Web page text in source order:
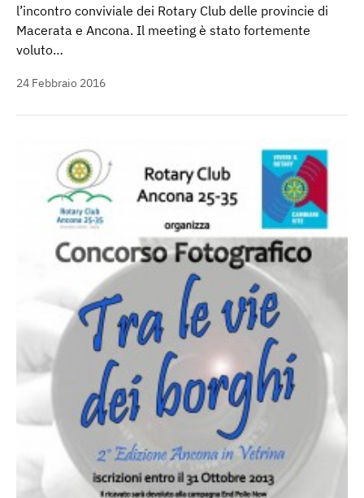
l’incontro conviviale dei Rotary Club delle provincie di
Macerata e Ancona. Il meeting è stato fortemente
voluto…
24 Febbraio 2016